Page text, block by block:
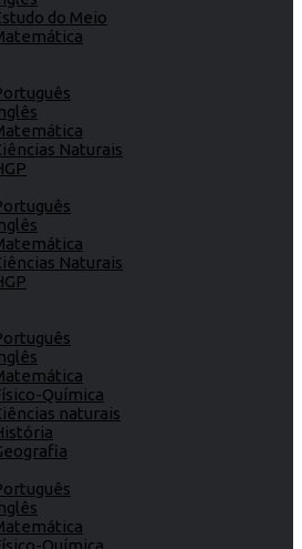
do Meio
Naturais
Naturais
Química
naturais